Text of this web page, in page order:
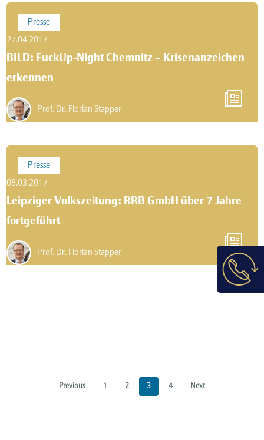
Presse
27.04.2017
BILD: FuckUp-Night Chemnitz – Krisenanzeichen
erkennen
Prof. Dr. Florian Stapper
Presse
08.03.2017
Leipziger Volkszeitung: RRB GmbH über 7 Jahre
fortgeführt
Prof. Dr. Florian Stapper
Previous 1 2 3 4 Next